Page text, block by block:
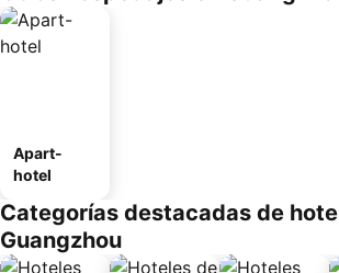
Apart-
hotel
Categorías destacadas de
Guangzhou